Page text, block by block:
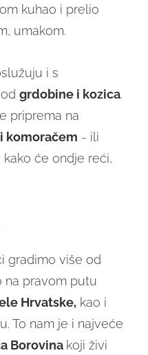
kuhao i prelio
umakom.
i s
grdobine i kozica.
priprema na
komoračem - ili
kako će ondje reći,
gradimo više od
na pravom putu
Hrvatske, kao i
To nam je i najveće
Borovina koji živi